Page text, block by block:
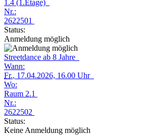
1.4 (1.Etage)
Nr.:
2622501
Status:
Anmeldung möglich
Streetdance ab 8 Jahre
Wann:
Fr., 17.04.2026, 16.00 Uhr
Wo:
Raum 2.1
Nr.:
2622502
Status:
Keine Anmeldung möglich